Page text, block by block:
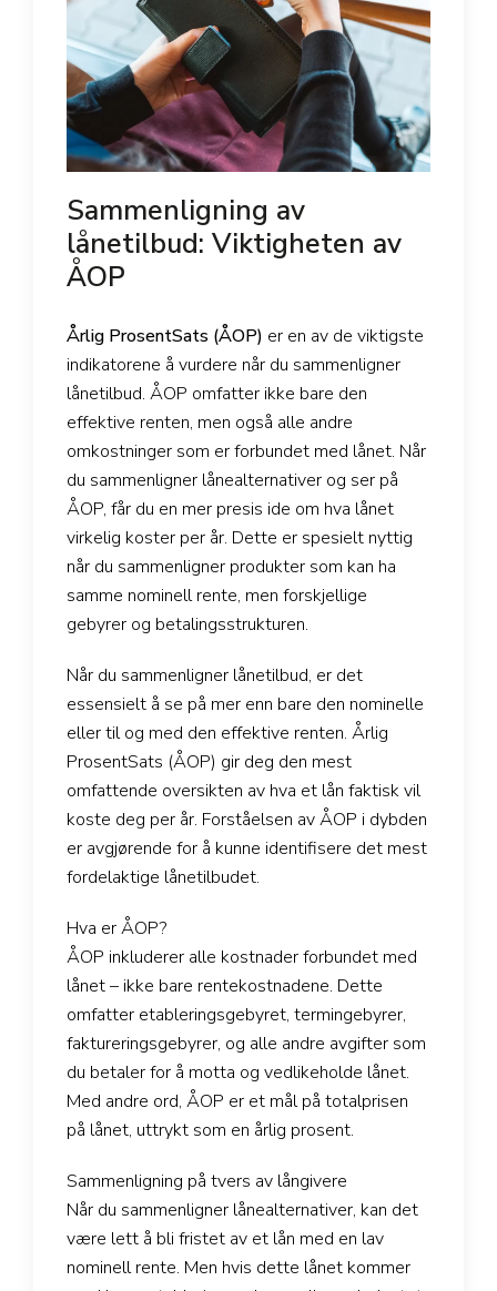
Sammenligning av
lånetilbud: Viktigheten av
ÅOP
Årlig ProsentSats (ÅOP) er en av de viktigste
indikatorene å vurdere når du sammenligner
lånetilbud. ÅOP omfatter ikke bare den
effektive renten, men også alle andre
omkostninger som er forbundet med lånet. Når
du sammenligner lånealternativer og ser på
ÅOP, får du en mer presis ide om hva lånet
virkelig koster per år. Dette er spesielt nyttig
når du sammenligner produkter som kan ha
samme nominell rente, men forskjellige
gebyrer og betalingsstrukturen.
Når du sammenligner lånetilbud, er det
essensielt å se på mer enn bare den nominelle
eller til og med den effektive renten. Årlig
ProsentSats (ÅOP) gir deg den mest
omfattende oversikten av hva et lån faktisk vil
koste deg per år. Forståelsen av ÅOP i dybden
er avgjørende for å kunne identifisere det mest
fordelaktige lånetilbudet.
Hva er ÅOP?
ÅOP inkluderer alle kostnader forbundet med
lånet – ikke bare rentekostnadene. Dette
omfatter etableringsgebyret, termingebyrer,
faktureringsgebyrer, og alle andre avgifter som
du betaler for å motta og vedlikeholde lånet.
Med andre ord, ÅOP er et mål på totalprisen
på lånet, uttrykt som en årlig prosent.
Sammenligning på tvers av långivere
Når du sammenligner lånealternativer, kan det
være lett å bli fristet av et lån med en lav
nominell rente. Men hvis dette lånet kommer